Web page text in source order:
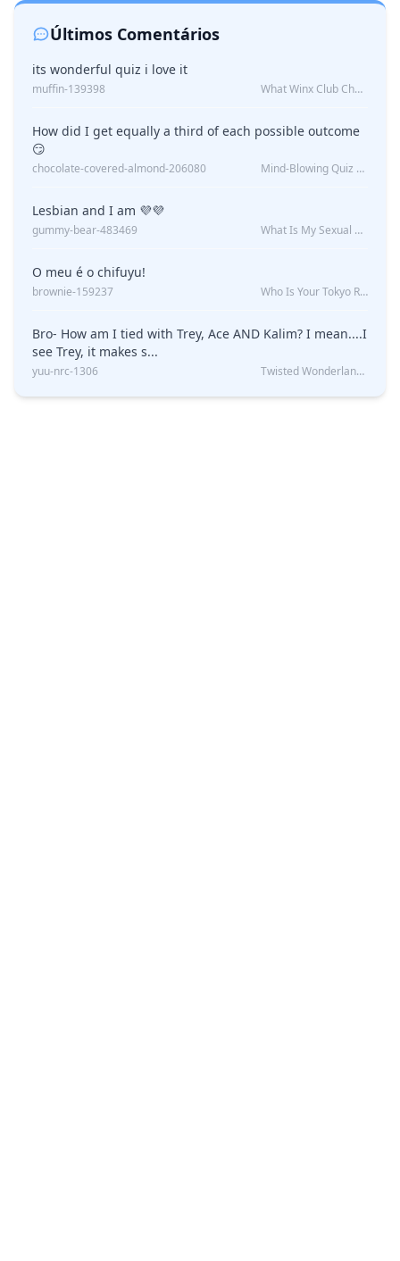
Últimos Comentários
its wonderful quiz i love it
muffin-139398 What Winx Club Character Are You?
How did I get equally a third of each possible outcome
😏
chocolate-covered-almond-206080 Mind-Blowing Quiz Reveals: Will I Be Alone Forever?
Lesbian and I am 💜💜
gummy-bear-483469 What Is My Sexual Orientation: Uncovered
O meu é o chifuyu!
brownie-159237 Who Is Your Tokyo Revengers Boyfriend?
Bro- How am I tied with Trey, Ace AND Kalim? I mean....I
see Trey, it makes s...
yuu-nrc-1306 Twisted Wonderland Kin Quiz